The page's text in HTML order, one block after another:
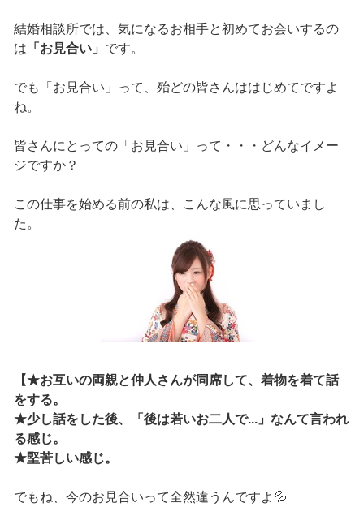
結婚相談所では、気になるお相手と初めてお会いするの
は 「お見合い」 です。
でも「お見合い」って、殆どの皆さんははじめてですよ
ね。
皆さんにとっての「お見合い」って・・・どんなイメー
ジですか？
この仕事を始める前の私は、こんな風に思っていまし
た。
【★お互いの両親と仲人さんが同席して、着物を着て話
をする。
★少し話をした後、「後は若いお二人で...」なんて言われ
る感じ。
★堅苦しい感じ。
でもね、今のお見合いって全然違うんですよ💦